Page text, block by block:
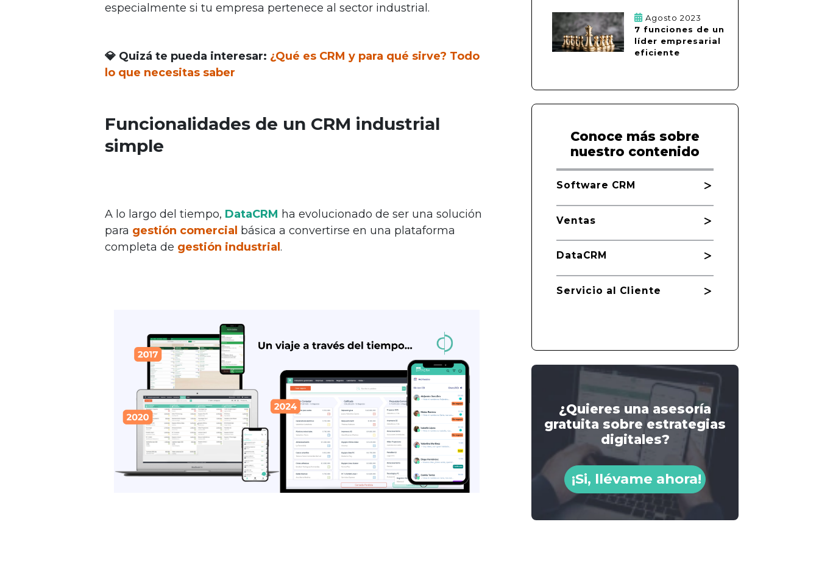
especialmente si tu empresa pertenece al sector industrial.
💎 Quizá te pueda interesar: ¿Qué es CRM y para qué sirve? Todo
lo que necesitas saber
Funcionalidades de un CRM industrial
simple
A lo largo del tiempo, DataCRM ha evolucionado de ser una solución
para gestión comercial básica a convertirse en una plataforma
completa de gestión industrial .
Agosto 2023
7 funciones de un
líder empresarial
eficiente
Conoce más sobre
nuestro contenido
Software CRM
Ventas
DataCRM
Servicio al Cliente
¿Quieres una asesoría
gratuita sobre estrategias
digitales?
¡Si, llévame ahora!